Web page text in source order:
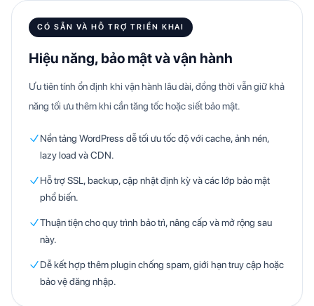
CÓ SẴN VÀ HỖ TRỢ TRIỂN KHAI
Hiệu năng, bảo mật và vận hành
Ưu tiên tính ổn định khi vận hành lâu dài, đồng thời vẫn giữ khả
năng tối ưu thêm khi cần tăng tốc hoặc siết bảo mật.
Nền tảng WordPress dễ tối ưu tốc độ với cache, ảnh nén,
lazy load và CDN.
Hỗ trợ SSL, backup, cập nhật định kỳ và các lớp bảo mật
phổ biến.
Thuận tiện cho quy trình bảo trì, nâng cấp và mở rộng sau
này.
Dễ kết hợp thêm plugin chống spam, giới hạn truy cập hoặc
bảo vệ đăng nhập.